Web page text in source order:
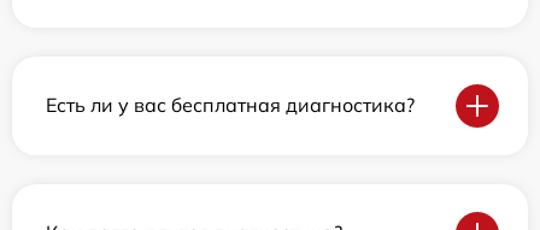
Есть ли у вас бесплатная диагностика?